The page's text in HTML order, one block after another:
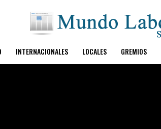
INTERNACIONALES LOCALES GREMIOS